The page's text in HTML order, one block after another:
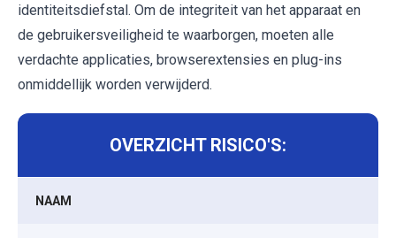
identiteitsdiefstal. Om de integriteit van het apparaat en
de gebruikersveiligheid te waarborgen, moeten alle
verdachte applicaties, browserextensies en plug-ins
onmiddellijk worden verwijderd.
OVERZICHT RISICO'S:
NAAM